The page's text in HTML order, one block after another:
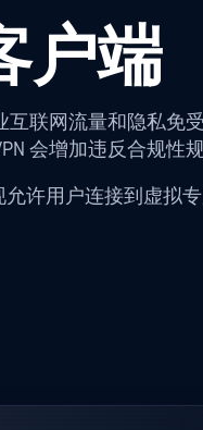
户端
互联网流量和隐私免
会增加违反合规性
许用户连接到虚拟专